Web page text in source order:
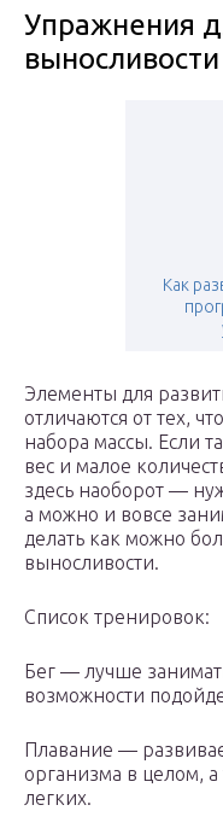
Упражнения
выносливости
Как
Элементы для
отличаются от тех,
набора массы. Если
вес и малое
здесь наоборот —
а можно и вовсе
делать как можно
выносливости.
Список тренировок:
Бег — лучше
возможности
Плавание —
организма в целом,
легких.